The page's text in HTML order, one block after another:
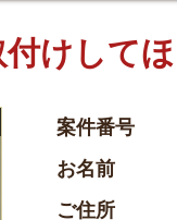
けして
案件番号
お名前
ご住所